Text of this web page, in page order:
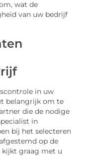
wat de
van uw bedrijf
in uw
belangrijk om te
die de nodige
in
bij het selecteren
op de
kijkt graag met u